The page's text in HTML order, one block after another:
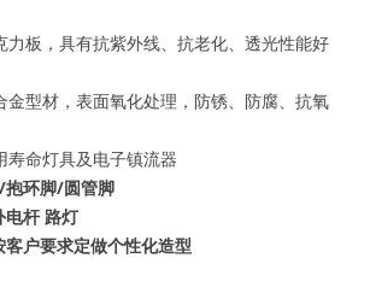
板，具有抗紫外线、抗老化、透光性能好
型材，表面氧化处理，防锈、防腐、抗氧
命灯具及电子镇流器
环脚/圆管脚
杆 路灯
户要求定做个性化造型